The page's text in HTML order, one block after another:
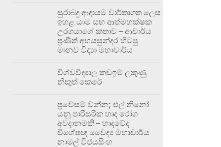
සුරාබදු ආදායම වාර්තාගත ලෙස
ඉහළ යාම සහ ආත්මභක්ෂක
උරගයාගේ කතාව – ආචාර්ය
ප්‍රණීත් අභයසුන්දර හිටපු
මානව විද්‍යා මහාචාර්ය
විශ්වවිද්‍යාල කඩඉම් ලකුණු
නිකුත් කෙරේ
ප්‍රවේසම් වන්න; එල් නිනෝ
යනු පාරිසරික හෘද රෝග
අවදානමකි – හෘදවේද
විශේෂඥ වෛද්‍ය මහාචාර්ය
නාමල් විජයසිංහ